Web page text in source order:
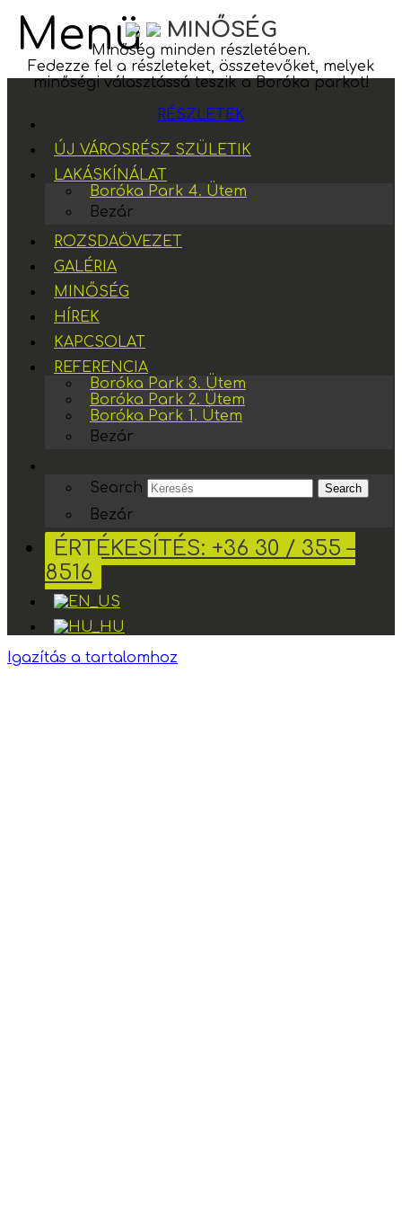
Menü
ÚJ VÁROSRÉSZ SZÜLETIK
LAKÁSKÍNÁLAT
Boróka Park 4. Ütem
Bezár
ROZSDAÖVEZET
GALÉRIA
MINŐSÉG
HÍREK
KAPCSOLAT
REFERENCIA
Boróka Park 3. Ütem
Boróka Park 2. Ütem
Boróka Park 1. Ütem
Bezár
Search Search
Bezár
ÉRTÉKESÍTÉS: +36 30 / 355 –
8516
Igazítás a tartalomhoz
MINŐSÉG
Minőség minden részletében.
Fedezze fel a részleteket, összetevőket, melyek
minőségi választássá teszik a Boróka parkot!
RÉSZLETEK